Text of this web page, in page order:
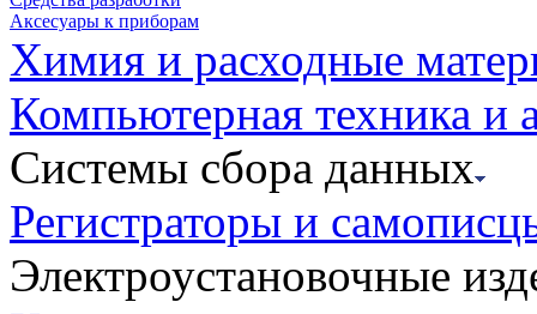
Аксесуары к приборам
Химия и расходные
Компьютерная техника и
Системы сбора данных
Регистраторы и
Электроустановочные